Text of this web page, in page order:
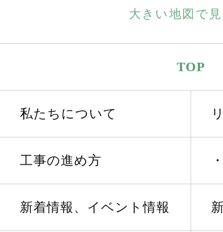
大きい地図で
TOP
私たちについて
工事の進め方
新着情報、イベント情報